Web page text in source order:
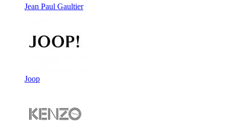
Jean Paul Gaultier
Joop